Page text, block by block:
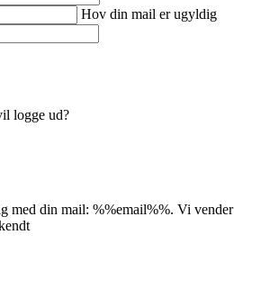
Hov din mail er ugyldig
logge ud?
med din mail: %%email%%. Vi vender